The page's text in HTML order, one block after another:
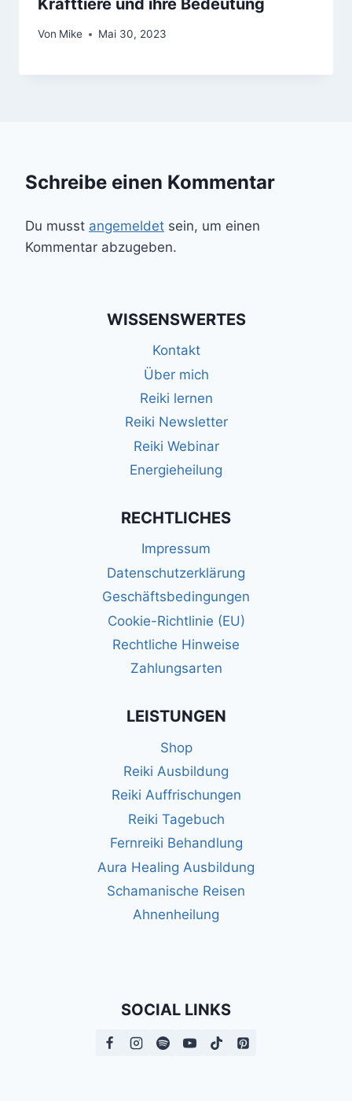
Von Mike Mai 30, 2023
Schreibe einen Kommentar
Du musst angemeldet sein, um einen
Kommentar abzugeben.
WISSENSWERTES
Kontakt
Über mich
Reiki lernen
Reiki Newsletter
Reiki Webinar
Energieheilung
RECHTLICHES
Impressum
Datenschutzerklärung
Geschäftsbedingungen
Cookie-Richtlinie (EU)
Rechtliche Hinweise
Zahlungsarten
LEISTUNGEN
Shop
Reiki Ausbildung
Reiki Auffrischungen
Reiki Tagebuch
Fernreiki Behandlung
Aura Healing Ausbildung
Schamanische Reisen
Ahnenheilung
SOCIAL LINKS